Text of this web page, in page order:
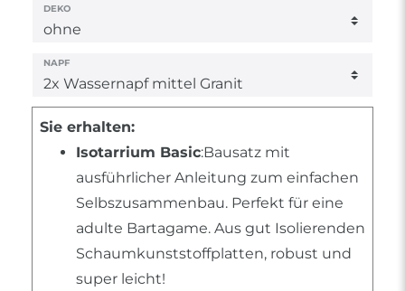
DEKO
NAPF
Sie erhalten:
Isotarrium Basic:Bausatz mit
ausführlicher Anleitung zum einfachen
Selbszusammenbau. Perfekt für eine
adulte Bartagame. Aus gut Isolierenden
Schaumkunststoffplatten, robust und
super leicht!